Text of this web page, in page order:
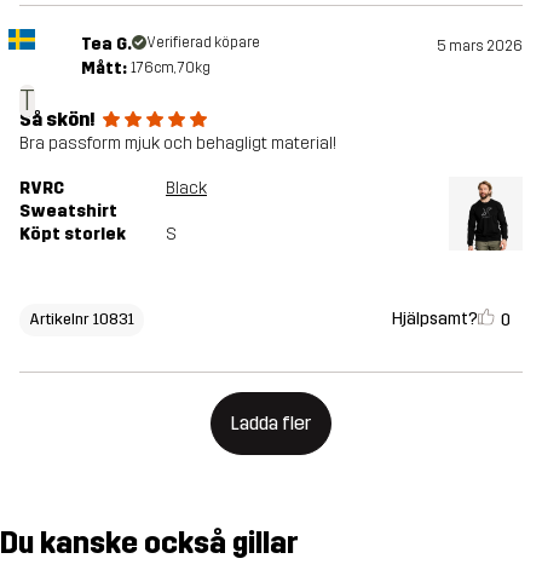
T
Tea G. Verifierad köpare 5 mars 2026
Mått: 176cm, 70kg
Så skön!
Bra passform mjuk och behagligt material!
RVRC
Sweatshirt
Black
Köpt storlek S
Artikelnr 10831 Hjälpsamt? 0
Ladda fler
Du kanske också gillar